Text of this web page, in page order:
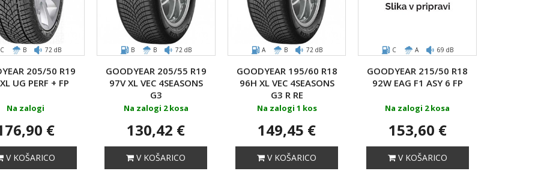
C B 72 dB
205/50 R19
UG PERF + FP
Na zalogi
€
V KOŠARICO
B B 72 dB
GOODYEAR 205/55 R19
97V XL VEC 4SEASONS
G3
Na zalogi 2 kosa
130,42 €
V KOŠARICO
A B 72 dB
GOODYEAR 195/60 R18
96H XL VEC 4SEASONS
G3 R RE
Na zalogi 1 kos
149,45 €
V KOŠARICO
C A 69 dB
GOODYEAR 215/50 R18
92W EAG F1 ASY 6 FP
Na zalogi 2 kosa
153,60 €
V KOŠARICO